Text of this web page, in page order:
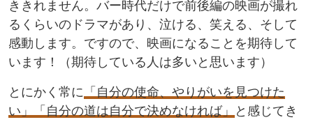
ききれません。バー時代だけで前後編の映画が撮れ
るくらいのドラマがあり、泣ける、笑える、そして
感動します。ですので、映画になることを期待して
います！（期待している人は多いと思います）
とにかく常に 「自分の使命、やりがいを見つけた
い」「自分の道は自分で決めなければ」
と感じてき